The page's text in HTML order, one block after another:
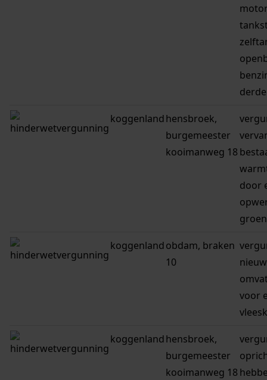
koggenlandhensbroek,
burgemeester
kooimanweg 18
door
koggenlandobdam, braken
10
voor
koggenlandhensbroek,
burgemeester
kooimanweg 18